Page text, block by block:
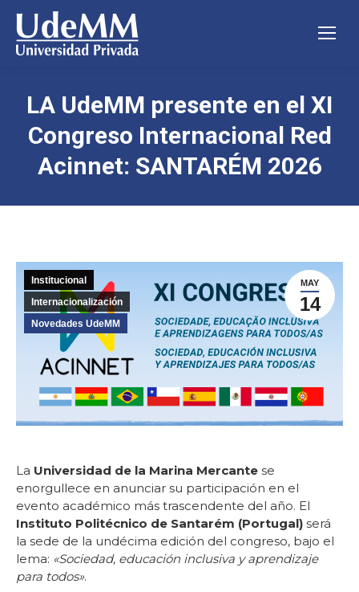
LA UdeMM presente en el XI
Congreso Internacional Red
Acinnet: SANTARÉM 2026
MAY
14
Institucional
Internacionalización
Novedades UdeMM
La Universidad de la Marina Mercante se
enorgullece en anunciar su participación en el
evento académico más trascendente del año. El
Instituto Politécnico de Santarém (Portugal) será
la sede de la undécima edición del congreso, bajo el
lema: «Sociedad, educación inclusiva y aprendizaje
para todos».